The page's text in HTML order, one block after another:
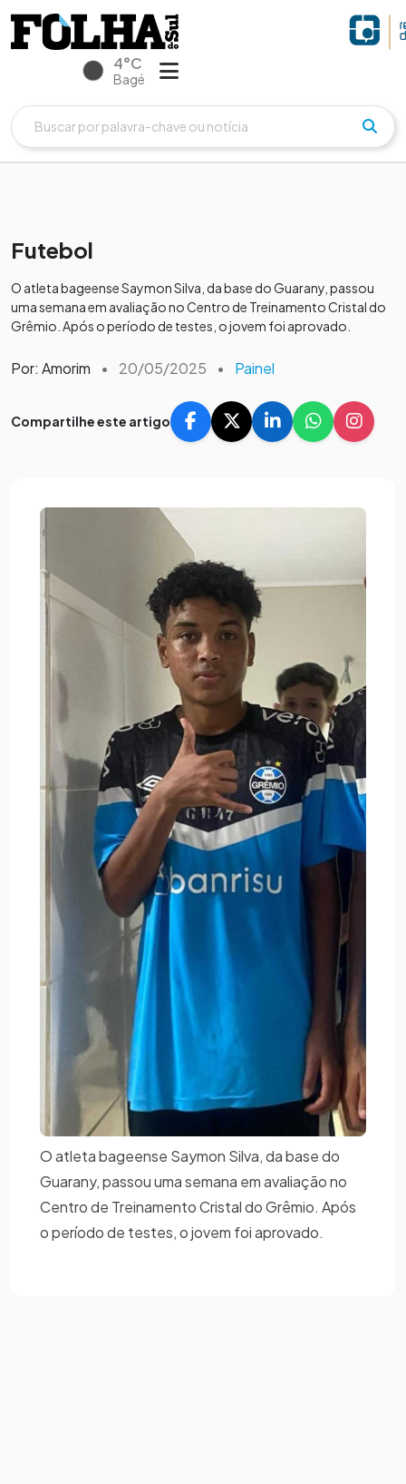
4°C
Bagé
Futebol
O atleta bageense Saymon Silva, da base do Guarany, passou
uma semana em avaliação no Centro de Treinamento Cristal do
Grêmio. Após o período de testes, o jovem foi aprovado.
Por: Amorim • 20/05/2025 • Painel
Compartilhe este artigo
O atleta bageense Saymon Silva, da base do
Guarany, passou uma semana em avaliação no
Centro de Treinamento Cristal do Grêmio. Após
o período de testes, o jovem foi aprovado.